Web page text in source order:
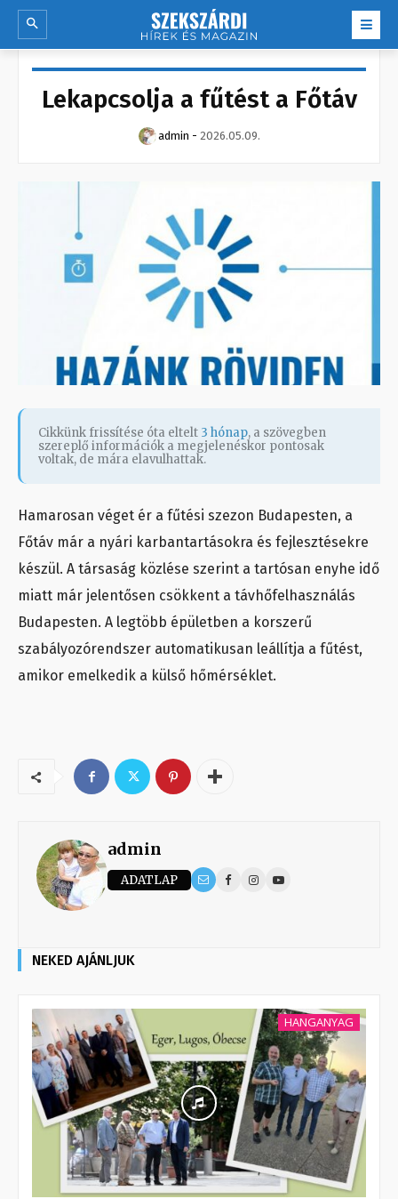
Lekapcsolja a fűtést a Főtáv
admin - 2026.05.09.
Cikkünk frissítése óta eltelt 3 hónap, a szövegben
szereplő információk a megjelenéskor pontosak
voltak, de mára elavulhattak.
Hamarosan véget ér a fűtési szezon Budapesten, a
Főtáv már a nyári karbantartásokra és fejlesztésekre
készül. A társaság közlése szerint a tartósan enyhe idő
miatt már jelentősen csökkent a távhőfelhasználás
Budapesten. A legtöbb épületben a korszerű
szabályozórendszer automatikusan leállítja a fűtést,
amikor emelkedik a külső hőmérséklet.
admin
ADATLAP
NEKED AJÁNLJUK
HANGANYAG